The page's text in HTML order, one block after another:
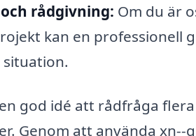
rådgivning: Om du är
kan en professionell
situation.
god idé att rådfråga
Genom att använda